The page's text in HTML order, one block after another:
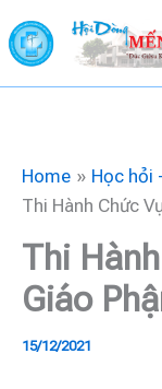
to
content
Home Học hỏi
Thi Hành Chức
Thi
Giáo
15/12/2021